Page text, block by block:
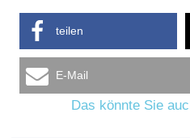
teilen
E-Mail
Das könnte Sie